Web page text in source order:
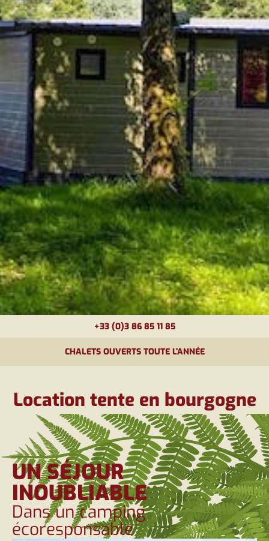
+33 (0)3 86 85 11 85
CHALETS OUVERTS TOUTE L'ANNÉE
Location tente en bourgogne
UN SÉJOUR
INOUBLIABLE
Dans un camping
écoresponsable